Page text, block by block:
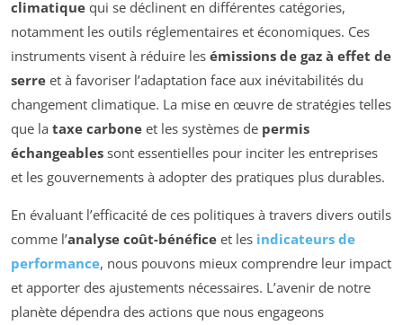
climatique qui se déclinent en différentes catégories,
notamment les outils réglementaires et économiques. Ces
instruments visent à réduire les émissions de gaz à effet de
serre et à favoriser l’adaptation face aux inévitabilités du
changement climatique. La mise en œuvre de stratégies telles
que la taxe carbone et les systèmes de permis
échangeables sont essentielles pour inciter les entreprises
et les gouvernements à adopter des pratiques plus durables.
En évaluant l’efficacité de ces politiques à travers divers outils
comme l’analyse coût-bénéfice et les indicateurs de
performance, nous pouvons mieux comprendre leur impact
et apporter des ajustements nécessaires. L’avenir de notre
planète dépendra des actions que nous engageons